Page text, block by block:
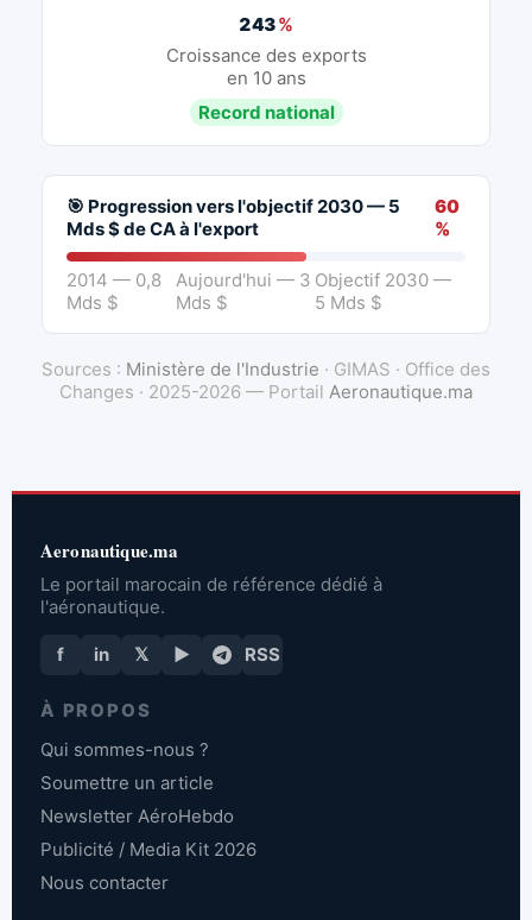
243%
Croissance des exports
en 10 ans
Record national
🎯 Progression vers l'objectif 2030 — 5
Mds $ de CA à l'export
60
%
2014 — 0,8
Mds $
Aujourd'hui — 3
Mds $
Objectif 2030 —
5 Mds $
Sources : Ministère de l'Industrie · GIMAS · Office des
Changes · 2025-2026 — Portail Aeronautique.ma
Aeronautique.ma
Le portail marocain de référence dédié à
l'aéronautique.
f in 𝕏 ▶ RSS
À PROPOS
Qui sommes-nous ?
Soumettre un article
Newsletter AéroHebdo
Publicité / Media Kit 2026
Nous contacter